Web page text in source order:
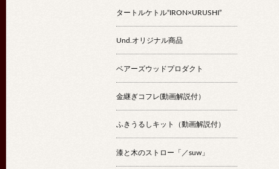
タートルケトル“IRON×URUSHI”
Und.オリジナル商品
ベアーズウッドプロダクト
金継ぎコフレ(動画解説付）
ふきうるしキット（動画解説付）
漆と木のストロー「／suw」